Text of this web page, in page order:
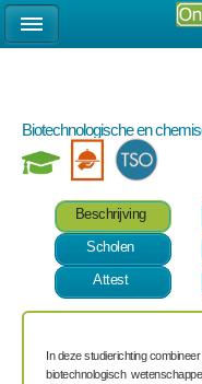
Biotechnologische en
Beschrijving
Scholen
Attest
In deze studierichting
biotechnologisch